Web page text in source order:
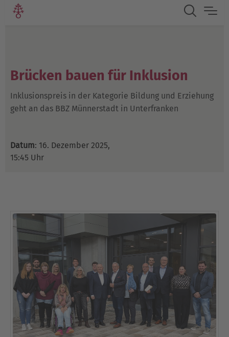
Brücken bauen für Inklusion
Inklusionspreis in der Kategorie Bildung und Erziehung
geht an das BBZ Münnerstadt in Unterfranken
Datum: 16. Dezember 2025,
15:45 Uhr